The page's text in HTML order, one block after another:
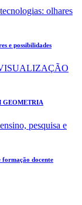
e possibilidades
GEOMETRIA
formação docente